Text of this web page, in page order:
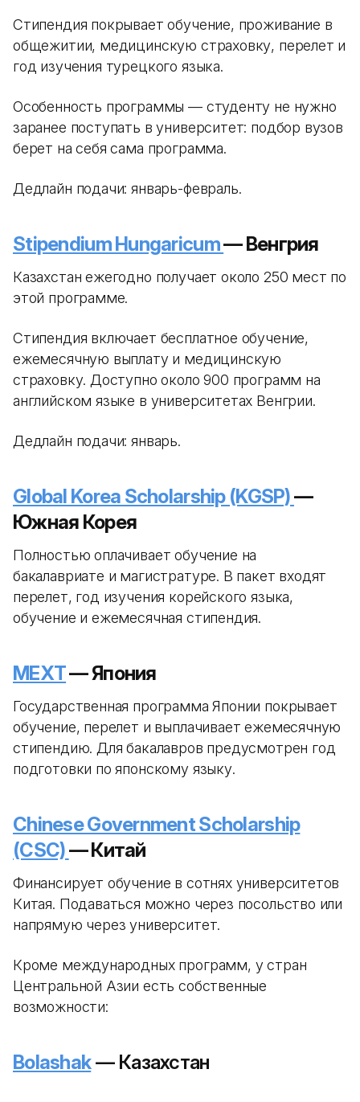
Стипендия покрывает обучение, проживание в
общежитии, медицинскую страховку, перелет и
год изучения турецкого языка.
Особенность программы — студенту не нужно
заранее поступать в университет: подбор вузов
берет на себя сама программа.
Дедлайн подачи: январь-февраль.
Stipendium Hungaricum— Венгрия
Казахстан ежегодно получает около 250 мест по
этой программе.
Стипендия включает бесплатное обучение,
ежемесячную выплату и медицинскую
страховку. Доступно около 900 программ на
английском языке в университетах Венгрии.
Дедлайн подачи: январь.
Global Korea Scholarship (KGSP)—
Южная Корея
Полностью оплачивает обучение на
бакалавриате и магистратуре. В пакет входят
перелет, год изучения корейского языка,
обучение и ежемесячная стипендия.
MEXT— Япония
Государственная программа Японии покрывает
обучение, перелет и выплачивает ежемесячную
стипендию. Для бакалавров предусмотрен год
подготовки по японскому языку.
Chinese Government Scholarship
(CSC)— Китай
Финансирует обучение в сотнях университетов
Китая. Подаваться можно через посольство или
напрямую через университет.
Кроме международных программ, у стран
Центральной Азии есть собственные
возможности:
Bolashak— Казахстан